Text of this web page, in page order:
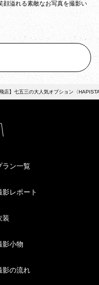
顔溢れる素敵なお写真を撮影い
店】七五三の大人気オプション〈
ラン一覧
影レポート
装
影小物
影の流れ